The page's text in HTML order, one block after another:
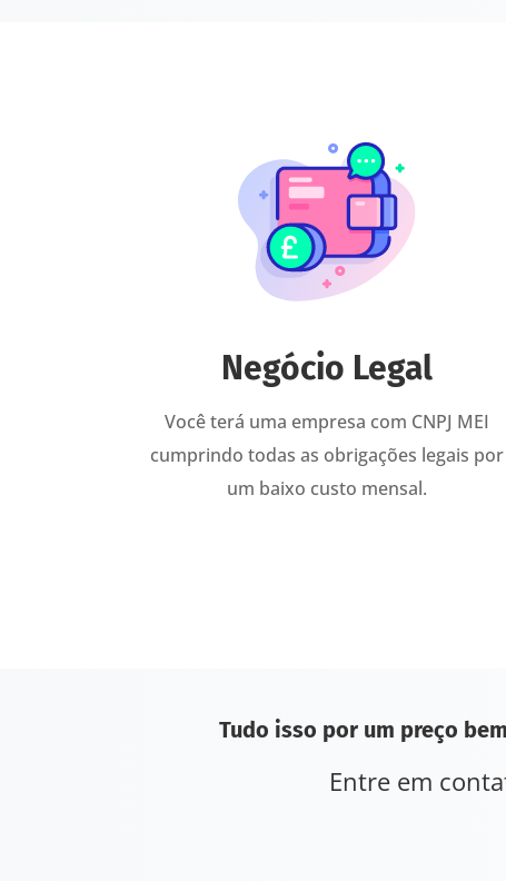
Negócio Legal
Você terá uma empresa com CNPJ MEI
cumprindo todas as obrigações legais por
um baixo custo mensal.
Tudo isso por um preço
Entre em